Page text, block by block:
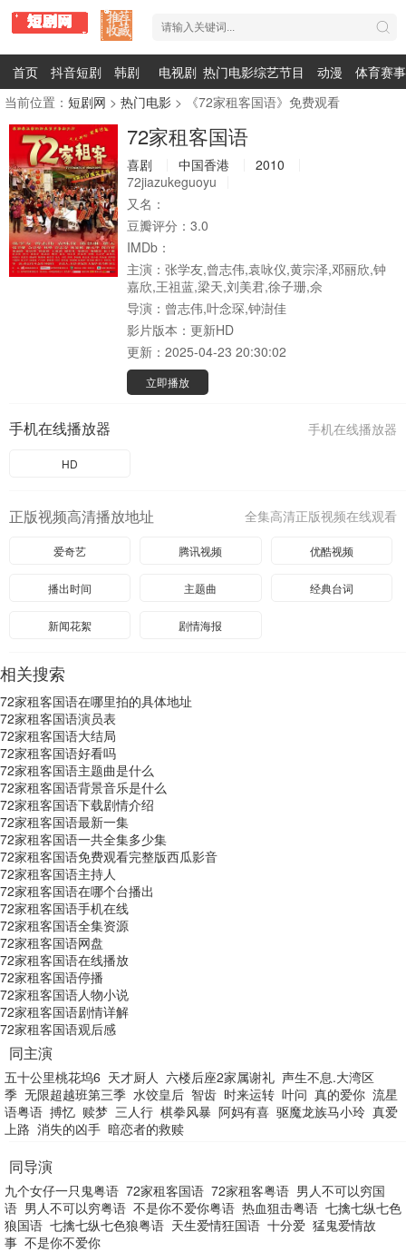
首页 抖音短剧 韩剧 电视剧 热门电影综艺节目 动漫
体育赛事
当前位置： 短剧网 > 热门电影 > 《72家租客国语》免费观看
72家租客国语
喜剧 中国香港
2010
72jiazukeguoyu
又名：
豆瓣评分： 3.0
IMDb：
主演： 张学友,曾志伟,袁咏仪,黄宗泽,邓丽欣,钟
嘉欣,王祖蓝,梁天,刘美君,徐子珊,佘
导演： 曾志伟,叶念琛,钟澍佳
影片版本： 更新HD
更新： 2025-04-23 20:30:02
立即播放
手机在线播放器
手机在线播放器
HD
全集高清正版视频在线观看
正版视频高清播放地址
爱奇艺 腾讯视频 优酷视频
播出时间 主题曲 经典台词
新闻花絮 剧情海报
相关搜索
72家租客国语在哪里拍的具体地址
72家租客国语演员表
72家租客国语大结局
72家租客国语好看吗
72家租客国语主题曲是什么
72家租客国语背景音乐是什么
72家租客国语下载剧情介绍
72家租客国语最新一集
72家租客国语一共全集多少集
72家租客国语免费观看完整版西瓜影音
72家租客国语主持人
72家租客国语在哪个台播出
72家租客国语手机在线
72家租客国语全集资源
72家租客国语网盘
72家租客国语在线播放
72家租客国语停播
72家租客国语人物小说
72家租客国语剧情详解
72家租客国语观后感
同主演
五十公里桃花坞6 天才厨人 六楼后座2家属谢礼 声生不息.大湾区
季 无限超越班第三季 水饺皇后 智齿 时来运转 叶问 真的爱你 流星
语粤语 搏忆 赎梦 三人行 棋拳风暴 阿妈有喜 驱魔龙族马小玲 真爱
上路 消失的凶手 暗恋者的救赎
同导演
九个女仔一只鬼粤语 72家租客国语 72家租客粤语 男人不可以穷国
语 男人不可以穷粤语 不是你不爱你粤语 热血狙击粤语 七擒七纵七色
狼国语 七擒七纵七色狼粤语 天生爱情狂国语 十分爱 猛鬼爱情故
事 不是你不爱你